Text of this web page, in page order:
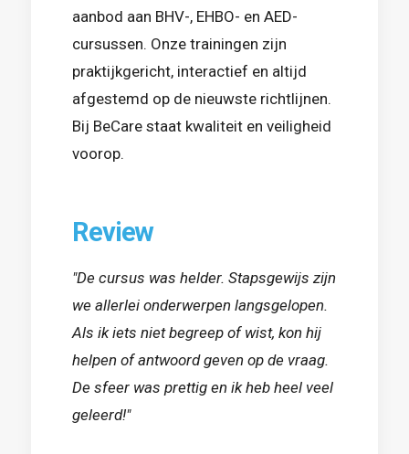
aanbod aan BHV-, EHBO- en AED-
cursussen. Onze trainingen zijn
praktijkgericht, interactief en altijd
afgestemd op de nieuwste richtlijnen.
Bij BeCare staat kwaliteit en veiligheid
voorop.
Review
"De cursus was helder. Stapsgewijs zijn
we allerlei onderwerpen langsgelopen.
Als ik iets niet begreep of wist, kon hij
helpen of antwoord geven op de vraag.
De sfeer was prettig en ik heb heel veel
geleerd!"